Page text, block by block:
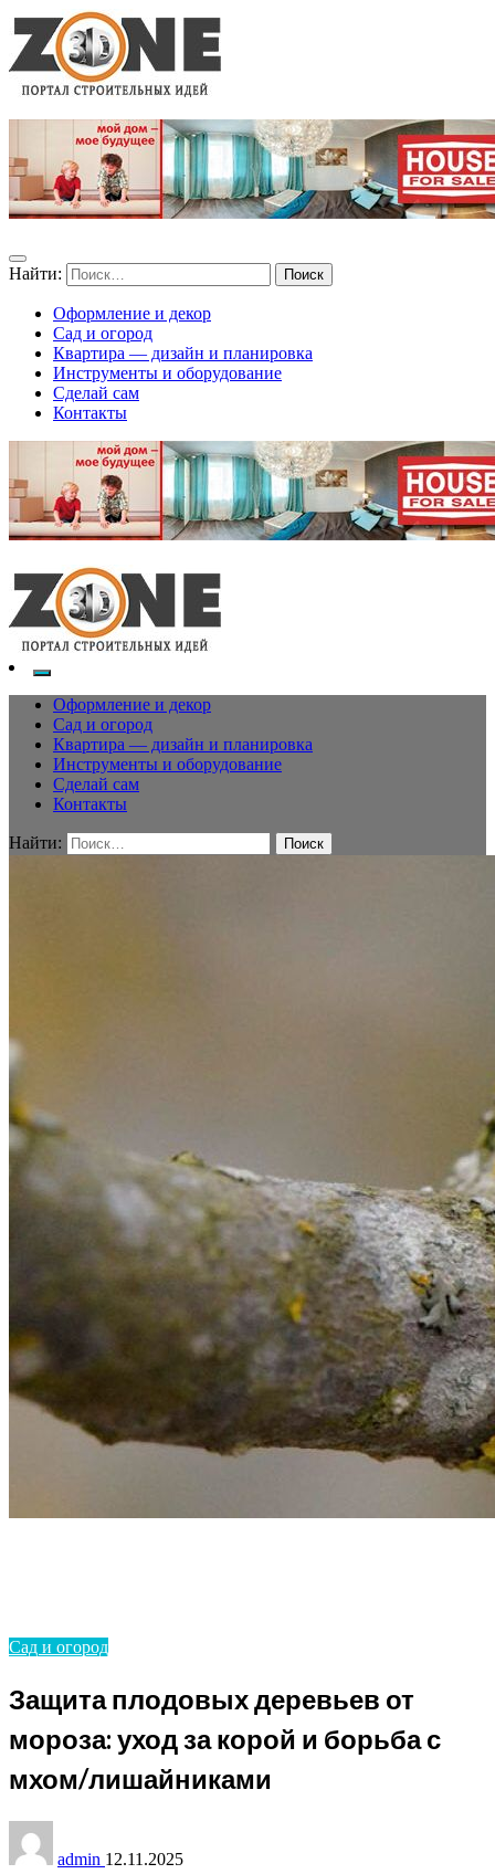
Найти:
Оформление и декор
Сад и огород
Квартира — дизайн и планировка
Инструменты и оборудование
Сделай сам
Контакты
Оформление и декор
Сад и огород
Квартира — дизайн и планировка
Инструменты и оборудование
Сделай сам
Контакты
Найти:
Сад и огород
Защита плодовых деревьев от
мороза: уход за корой и борьба с
мхом/лишайниками
admin 12.11.2025